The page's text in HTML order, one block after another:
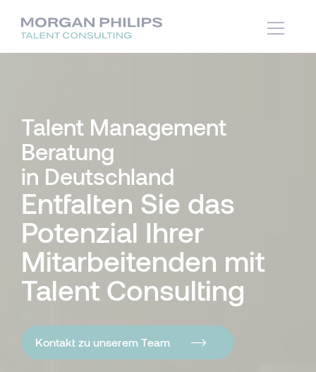
Talent Management
Beratung
in Deutschland
Entfalten Sie das
Potenzial Ihrer
Mitarbeitenden mit
Talent Consulting
Kontakt zu unserem Team